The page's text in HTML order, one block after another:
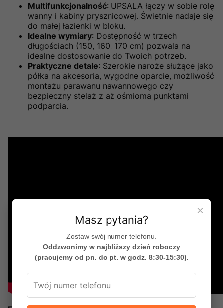
Multifunkcjonalność: UPSALA łączy w sobie rolę
wanny i kabiny prysznicowej. Świetnie nadaje się
do małej łazienki w bloku.
Idealne wymiary: Dostępność w trzech
długościach (150, 160, 170 cm) pozwala na
idealne dostosowanie do Twoich potrzeb.
Praktyczne detale: Szerokie naroże służące jako
półka na akcesoria, wygodne oparcie, możliwość
montażu parawanu nawannowego czy
bezpieczny stelaż z aż ośmioma punktami
podparcia.
×
Masz pytania?
Zostaw swój numer telefonu.
Oddzwonimy w najbliższy dzień roboczy
(pracujemy od pn. do pt. w godz. 8:30-15:30).